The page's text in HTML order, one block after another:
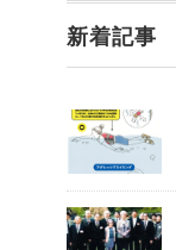
新着記事